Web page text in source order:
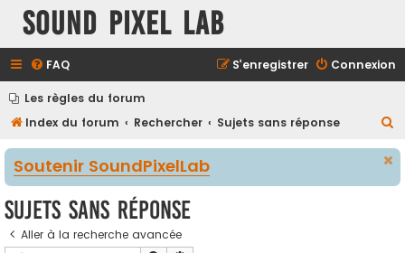
Sound Pixel Lab
FAQ Connexion
S’enregistrer
Les règles du forum
Index du forum
Rechercher Sujets sans réponse
e
Soutenir SoundPixelLab
Sujets sans réponse
Aller à la recherche avancée